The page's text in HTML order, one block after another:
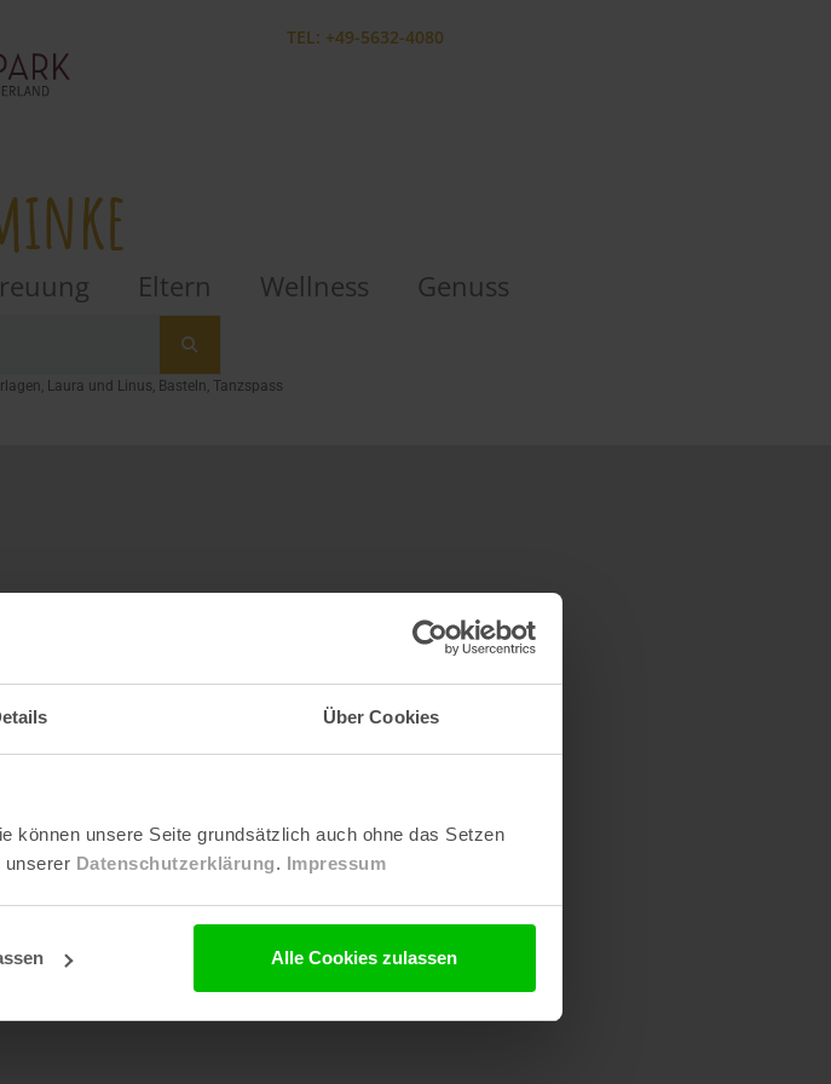
Über Cookies
können unsere Seite grundsätzlich auch ohne das Setzen
unserer Datenschutzerklärung. Impressum
Alle Cookies zulassen
TEL: +49-5632-4080
Eltern Wellness Genuss
Laura und Linus, Basteln, Tanzspass